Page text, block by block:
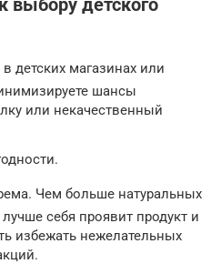
выбору детского
детских магазинах или
шансы
или некачественный
Чем больше натуральных
себя проявит продукт и
избежать нежелательных